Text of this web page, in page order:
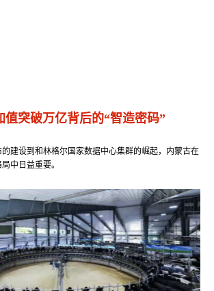
值突破万亿背后的“智造密码”
的建设到和林格尔国家数据中心集群的崛起，内蒙古在
中日益重要。